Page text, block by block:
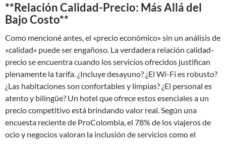
**Relación Calidad-Precio: Más Allá del
Bajo Costo**
Como mencioné antes, el «precio económico» sin un análisis de
«calidad» puede ser engañoso. La verdadera relación calidad-
precio se encuentra cuando los servicios ofrecidos justifican
plenamente la tarifa. ¿Incluye desayuno? ¿El Wi-Fi es robusto?
¿Las habitaciones son confortables y limpias? ¿El personal es
atento y bilingüe? Un hotel que ofrece estos esenciales a un
precio competitivo está brindando valor real. Según una
encuesta reciente de ProColombia, el 78% de los viajeros de
ocio y negocios valoran la inclusión de servicios como el